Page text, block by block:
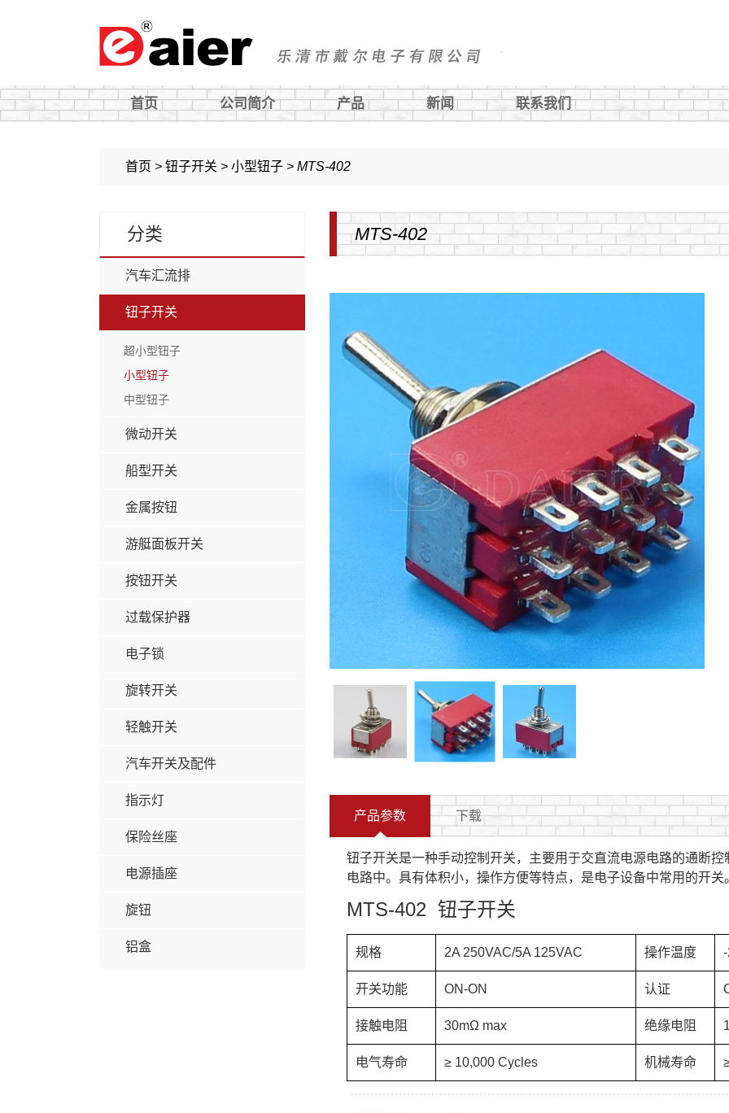
首页 公司简介 产品
钮子开关
船型开关
按钮开关
电子锁
旋钮
指示灯
新闻 联系我们
首页 > 钮子开关 > 小型钮子 > MTS-402
分类
汽车汇流排
钮子开关
超小型钮子
小型钮子
中型钮子
微动开关
船型开关
金属按钮
游艇面板开关
按钮开关
过载保护器
电子锁
旋转开关
轻触开关
汽车开关及配件
指示灯
保险丝座
电源插座
旋钮
铝盒
MTS-402
产品参数 下载
钮子开关是一种手动控制开关，主要用于交直流电源电路的通断
电路中。具有体积小，操作方便等特点，是电子设备中常用的开关
MTS-402 钮子开关
规格 2A 250VAC/5A 125VAC 操作温度
开关功能 ON-ON 认证
接触电阻 30mΩ max 绝缘电阻
电气寿命 ≥ 10,000 Cycles 机械寿命